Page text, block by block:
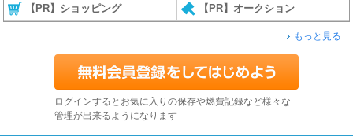
【PR】ショッピング 【PR】オークション
もっと見る
ログインするとお気に入りの保存や燃費記録など様々な
管理が出来るようになります